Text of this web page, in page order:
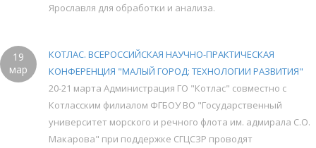
Ярославля для обработки и анализа.
19
мар
КОТЛАС. ВСЕРОССИЙСКАЯ НАУЧНО-ПРАКТИЧЕСКАЯ
КОНФЕРЕНЦИЯ "МАЛЫЙ ГОРОД: ТЕХНОЛОГИИ РАЗВИТИЯ"
20-21 марта Администрация ГО "Котлас" совместно с
Котласским филиалом ФГБОУ ВО "Государственный
университет морского и речного флота им. адмирала С.О.
Макарова" при поддержке СГЦСЗР проводят